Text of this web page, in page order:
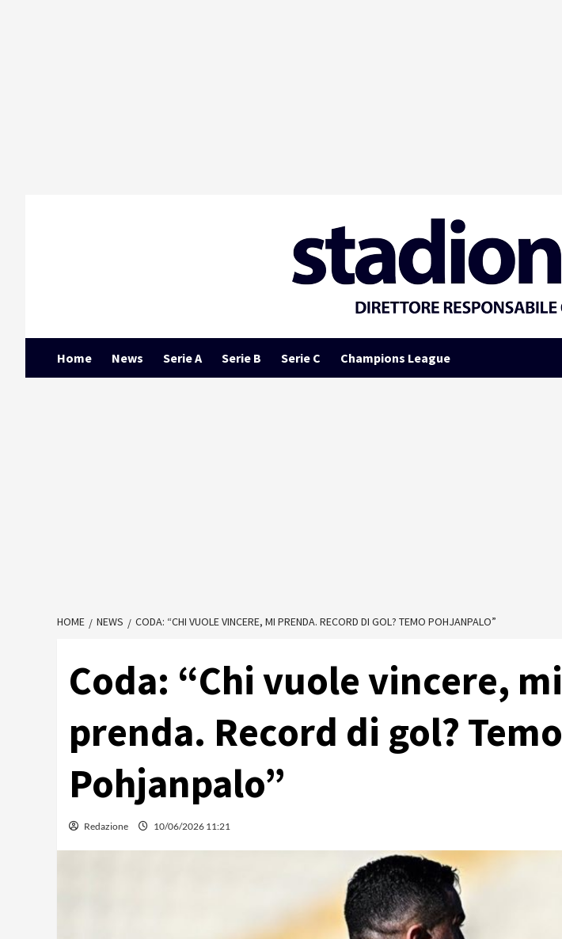
Home News Serie A Serie B Serie C Champions League
HOME NEWS CODA: “CHI VUOLE VINCERE, MI PRENDA. RECORD DI GOL? TEMO POHJANPALO”
Coda: “Chi vuole vincere, mi
prenda. Record di gol? Temo
Pohjanpalo”
Redazione 10/06/2026 11:21